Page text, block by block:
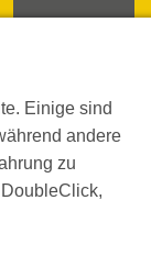
Einige sind
andere
zu